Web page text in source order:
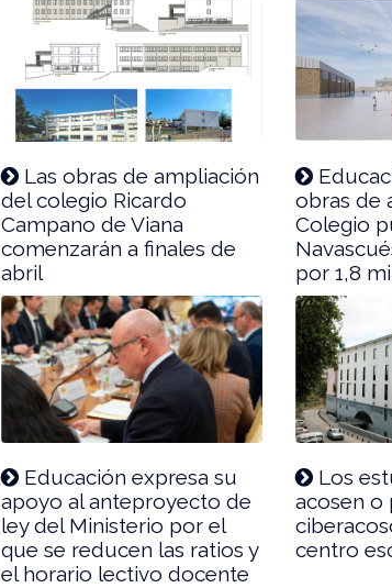
Las obras de ampliación
del colegio Ricardo
Campano de Viana
comenzarán a finales de
abril
obras de
Colegio
por 1,8
Educación expresa su
apoyo al anteproyecto de
ley del Ministerio por el
que se reducen las ratios y
el horario lectivo docente
Los
acosen o
centro